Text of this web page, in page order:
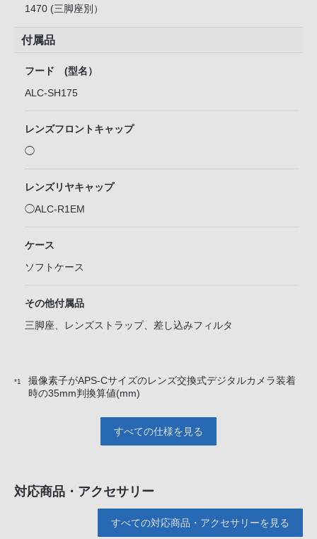
1470 (三脚座別）
付属品
フード (型名）
ALC-SH175
レンズフロントキャップ
◯
レンズリヤキャップ
◯ALC-R1EM
ケース
ソフトケース
その他付属品
三脚座、レンズストラップ、差し込みフィルタ
*1
撮像素子がAPS-Cサイズのレンズ交換式デジタルカメラ装着
時の35mm判換算値(mm)
すべての仕様を見る
対応商品・アクセサリー
すべての対応商品・アクセサリーを見る